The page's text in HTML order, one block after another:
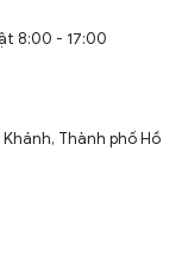
8:00 - 17:00
Thành phố Hồ